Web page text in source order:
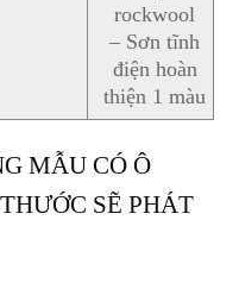
rockwool
– Sơn tĩnh
điện hoàn
thiện 1 màu
MẪU CÓ Ô
SẼ PHÁT